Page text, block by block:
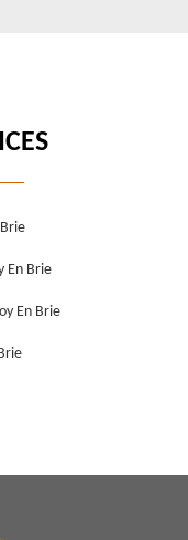
En Brie
En Brie